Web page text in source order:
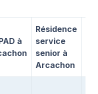
à
Résidence
service
senior à
Arcachon